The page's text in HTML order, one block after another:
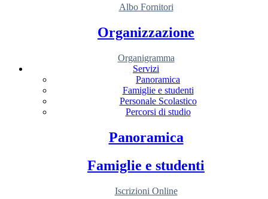
Albo Fornitori
Organizzazione
Organigramma
Servizi
Panoramica
Famiglie e studenti
Personale Scolastico
Percorsi di studio
Panoramica
Famiglie e studenti
Iscrizioni Online